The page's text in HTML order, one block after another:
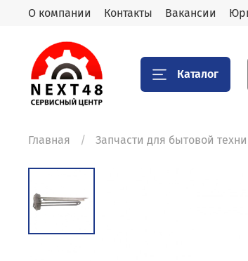
О компании Контакты Вакансии
Каталог
Главная Запчасти для бытовой